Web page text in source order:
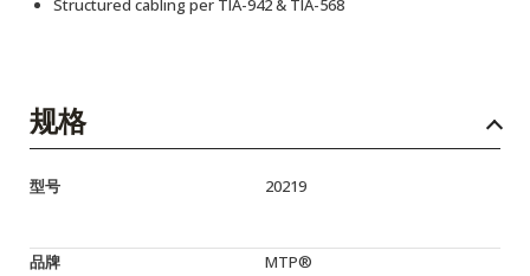
Structured cabling per TIA-942 & TIA-568
规格
型号 20219
品牌 MTP®